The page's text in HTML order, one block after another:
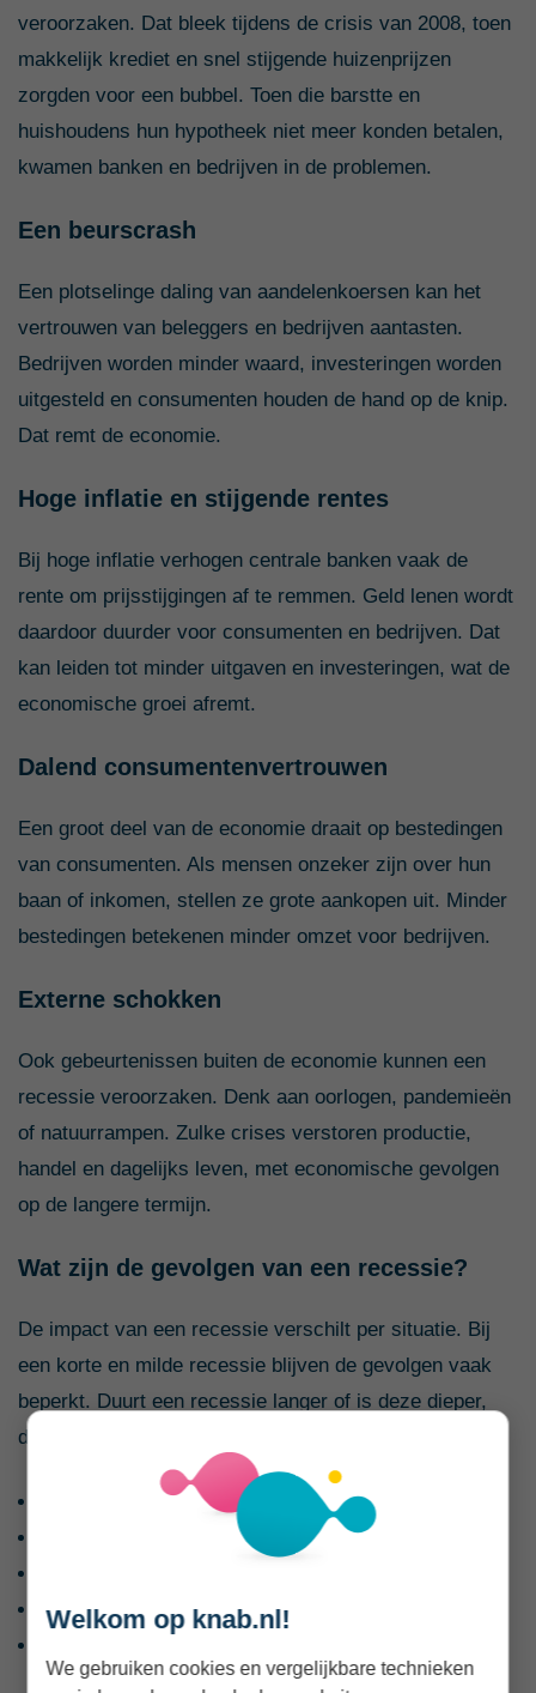
veroorzaken. Dat bleek tijdens de crisis van 2008, toen
makkelijk krediet en snel stijgende huizenprijzen
zorgden voor een bubbel. Toen die barstte en
huishoudens hun hypotheek niet meer konden betalen,
kwamen banken en bedrijven in de problemen.
Een beurscrash
Een plotselinge daling van aandelenkoersen kan het
vertrouwen van beleggers en bedrijven aantasten.
Bedrijven worden minder waard, investeringen worden
uitgesteld en consumenten houden de hand op de knip.
Dat remt de economie.
Hoge inflatie en stijgende rentes
Bij hoge inflatie verhogen centrale banken vaak de
rente om prijsstijgingen af te remmen. Geld lenen wordt
daardoor duurder voor consumenten en bedrijven. Dat
kan leiden tot minder uitgaven en investeringen, wat de
economische groei afremt.
Dalend consumentenvertrouwen
Een groot deel van de economie draait op bestedingen
van consumenten. Als mensen onzeker zijn over hun
baan of inkomen, stellen ze grote aankopen uit. Minder
bestedingen betekenen minder omzet voor bedrijven.
Externe schokken
Ook gebeurtenissen buiten de economie kunnen een
recessie veroorzaken. Denk aan oorlogen, pandemieën
of natuurrampen. Zulke crises verstoren productie,
handel en dagelijks leven, met economische gevolgen
op de langere termijn.
Wat zijn de gevolgen van een recessie?
De impact van een recessie verschilt per situatie. Bij
een korte en milde recessie blijven de gevolgen vaak
beperkt. Duurt een recessie langer of is deze dieper,
dan kun je merken dat:
de werkloosheid oploopt;
lonen minder snel stijgen;
investeringen door bedrijven afnemen;
Welkom op knab.nl!
We gebruiken cookies en vergelijkbare technieken